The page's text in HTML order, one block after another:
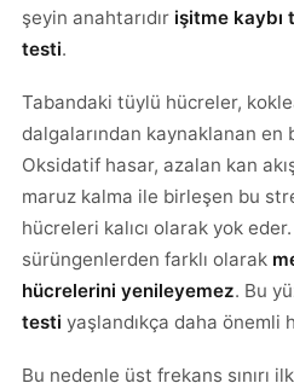
şeyin anahtarıdır işitme kaybı
testi.
Tabandaki tüylü hücreler,
dalgalarından kaynaklanan en
Oksidatif hasar, azalan kan
maruz kalma ile birleşen bu
hücreleri kalıcı olarak yok
sürüngenlerden farklı olarak
hücrelerini yenileyemez. Bu
testi yaşlandıkça daha önemli
Bu nedenle üst frekans sınırı